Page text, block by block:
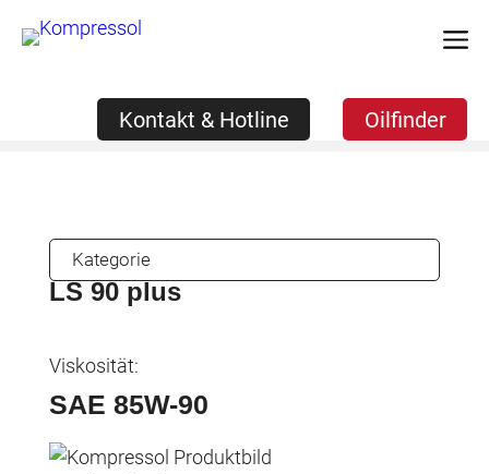
Inhalt
Kontakt & Hotline Oilfinder
Kontakt & Hotline Oilfinder
Kategorie
LS 90 plus
Viskosität:
SAE 85W-90